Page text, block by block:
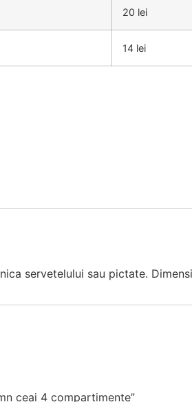
20 lei
14 lei
servetelului sau pictate.
ceai 4 compartimente”